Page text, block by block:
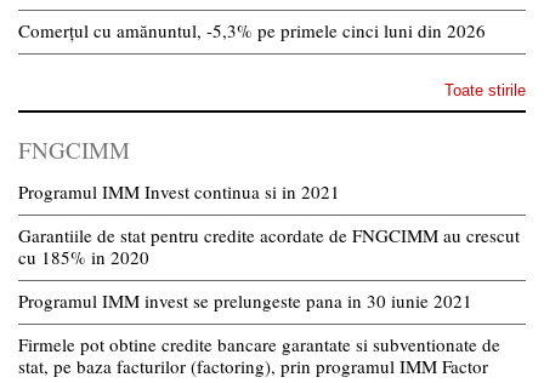
Comerțul cu amănuntul, -5,3% pe primele cinci luni din 2026
Toate stirile
FNGCIMM
Programul IMM Invest continua si in 2021
Garantiile de stat pentru credite acordate de FNGCIMM au crescut
cu 185% in 2020
Programul IMM invest se prelungeste pana in 30 iunie 2021
Firmele pot obtine credite bancare garantate si subventionate de
stat, pe baza facturilor (factoring), prin programul IMM Factor